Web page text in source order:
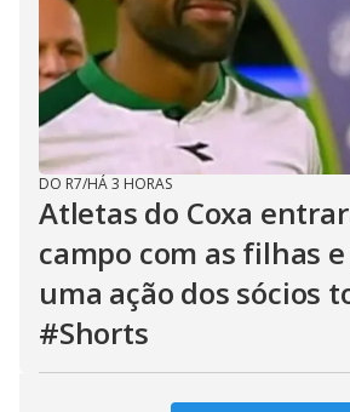
DO R7/HÁ 3 HORAS
Atletas do Coxa
campo com as filhas
uma ação dos sócios
#Shorts